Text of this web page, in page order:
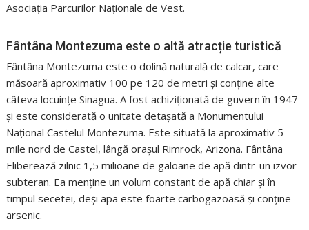
Asociația Parcurilor Naționale de Vest.
Fântâna Montezuma este o altă atracție turistică
Fântâna Montezuma este o dolină naturală de calcar, care
măsoară aproximativ 100 pe 120 de metri și conține alte
câteva locuințe Sinagua. A fost achiziționată de guvern în 1947
și este considerată o unitate detașată a Monumentului
Național Castelul Montezuma. Este situată la aproximativ 5
mile nord de Castel, lângă orașul Rimrock, Arizona. Fântâna
Eliberează zilnic 1,5 milioane de galoane de apă dintr-un izvor
subteran. Ea menține un volum constant de apă chiar și în
timpul secetei, deși apa este foarte carbogazoasă și conține
arsenic.